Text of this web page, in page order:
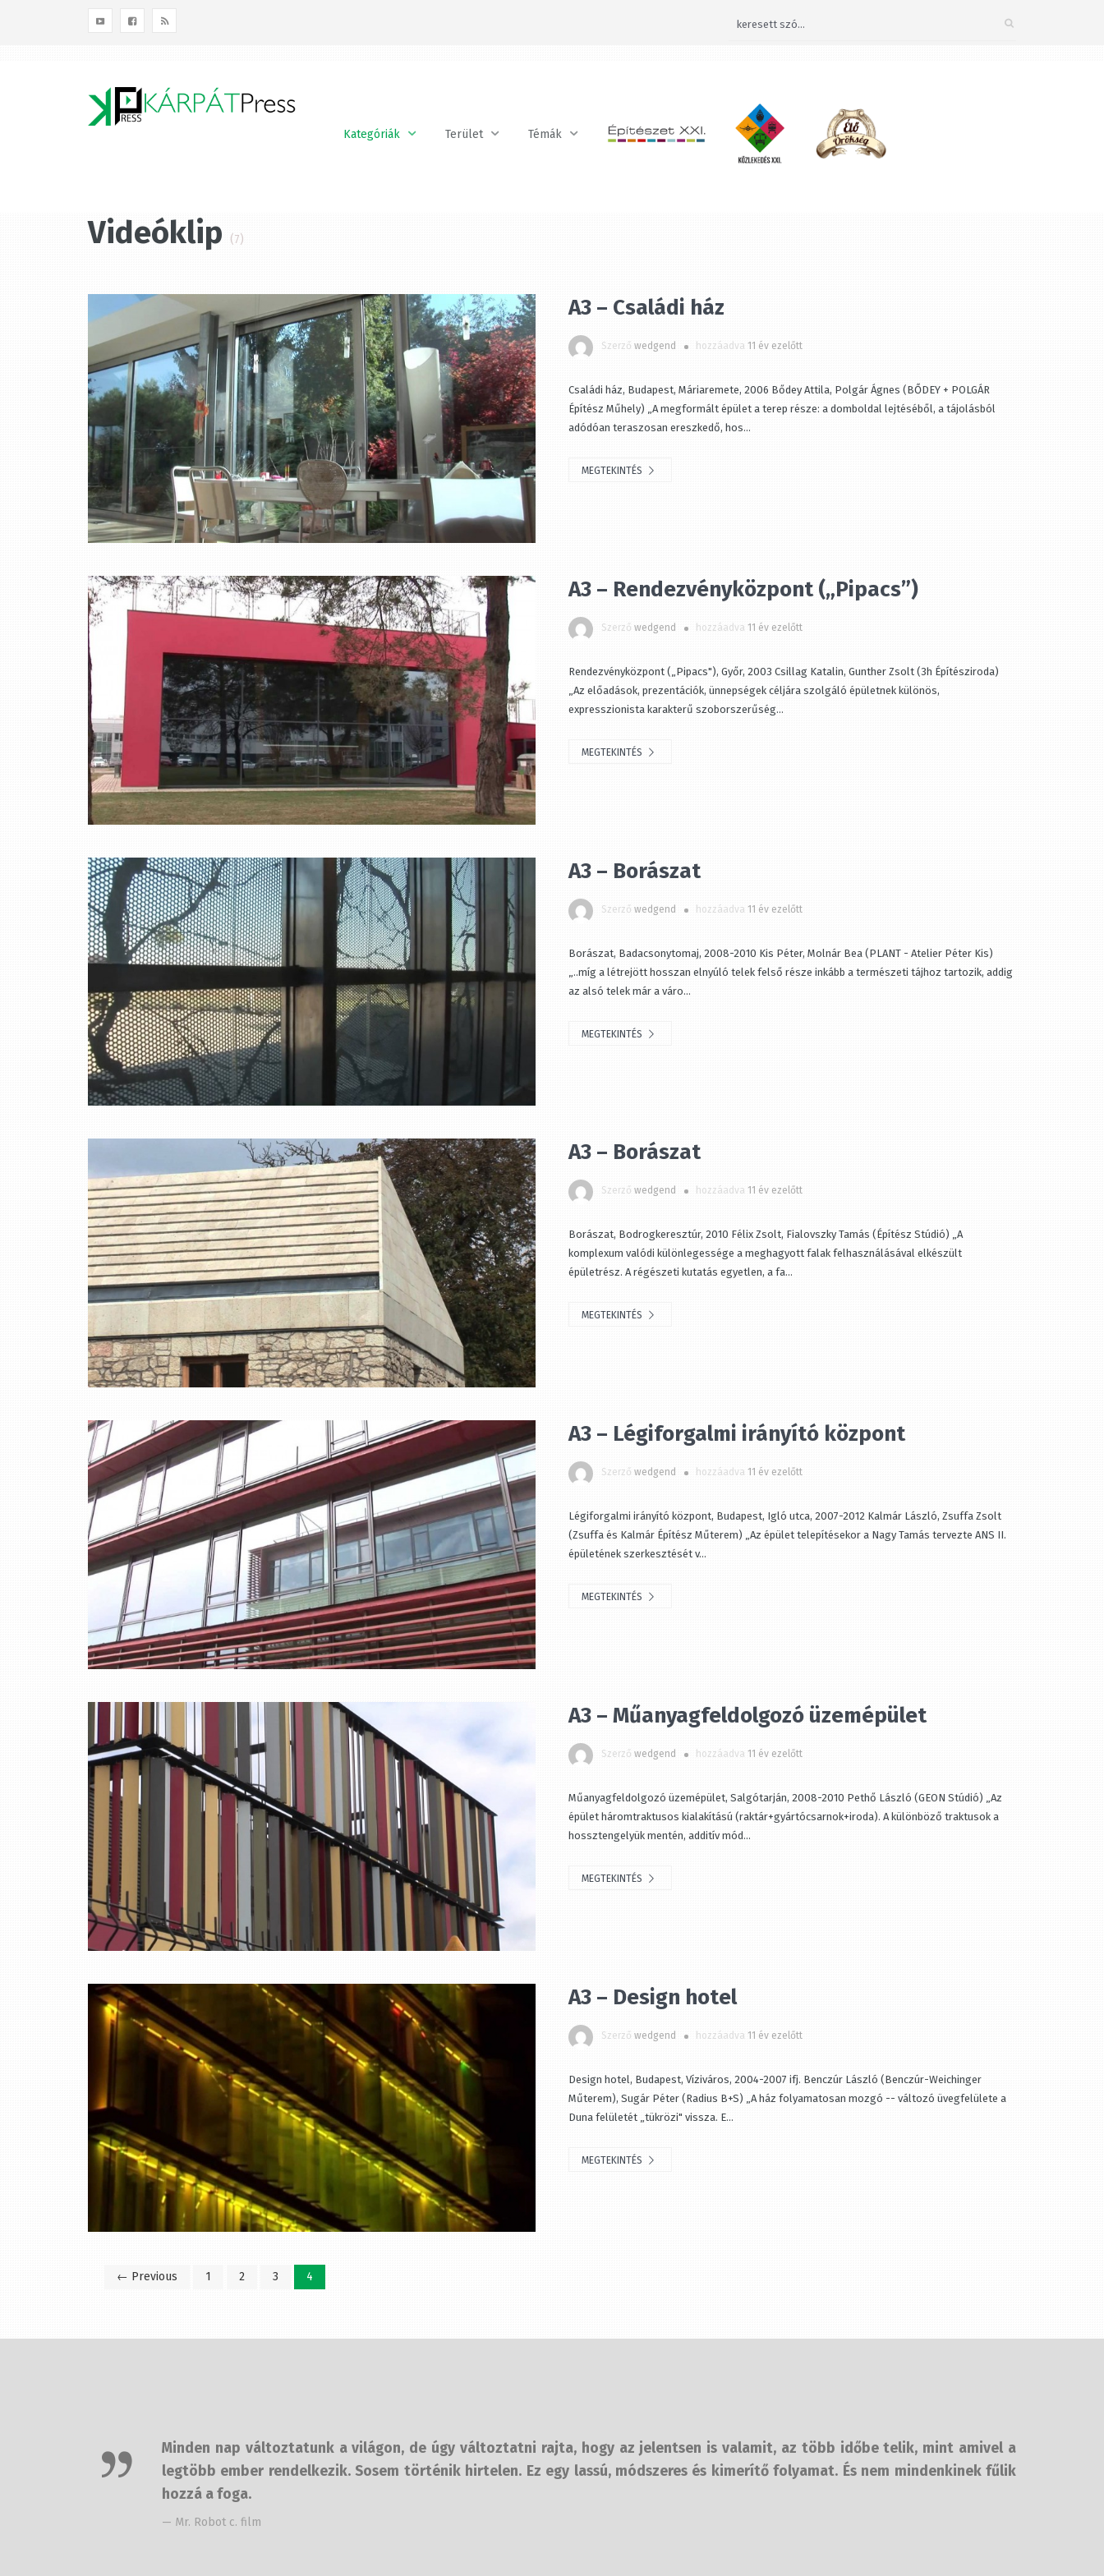
Kategóriák Terület Témák
Videóklip (7)
A3 – Családi ház
Szerzőwedgend hozzáadva11 év ezelőtt
Családi ház, Budapest, Máriaremete, 2006 Bődey Attila, Polgár Ágnes (BŐDEY + POLGÁR
Építész Műhely) „A megformált épület a terep része: a domboldal lejtéséből, a tájolásból
adódóan teraszosan ereszkedő, hos...
MEGTEKINTÉS
A3 – Rendezvényközpont („Pipacs”)
Szerzőwedgend hozzáadva11 év ezelőtt
Rendezvényközpont („Pipacs"), Győr, 2003 Csillag Katalin, Gunther Zsolt (3h Építésziroda)
„Az előadások, prezentációk, ünnepségek céljára szolgáló épületnek különös,
expresszionista karakterű szoborszerűség...
MEGTEKINTÉS
A3 – Borászat
Szerzőwedgend hozzáadva11 év ezelőtt
Borászat, Badacsonytomaj, 2008-2010 Kis Péter, Molnár Bea (PLANT - Atelier Péter Kis)
„..míg a létrejött hosszan elnyúló telek felső része inkább a természeti tájhoz tartozik, addig
az alsó telek már a váro...
MEGTEKINTÉS
A3 – Borászat
Szerzőwedgend hozzáadva11 év ezelőtt
Borászat, Bodrogkeresztúr, 2010 Félix Zsolt, Fialovszky Tamás (Építész Stúdió) „A
komplexum valódi különlegessége a meghagyott falak felhasználásával elkészült
épületrész. A régészeti kutatás egyetlen, a fa...
MEGTEKINTÉS
A3 – Légiforgalmi irányító központ
Szerzőwedgend hozzáadva11 év ezelőtt
Légiforgalmi irányító központ, Budapest, Igló utca, 2007-2012 Kalmár László, Zsuffa Zsolt
(Zsuffa és Kalmár Építész Műterem) „Az épület telepítésekor a Nagy Tamás tervezte ANS II.
épületének szerkesztését v...
MEGTEKINTÉS
A3 – Műanyagfeldolgozó üzemépület
Szerzőwedgend hozzáadva11 év ezelőtt
Műanyagfeldolgozó üzemépület, Salgótarján, 2008-2010 Pethő László (GEON Stúdió) „Az
épület háromtraktusos kialakítású (raktár+gyártócsarnok+iroda). A különböző traktusok a
hossztengelyük mentén, additív mód...
MEGTEKINTÉS
A3 – Design hotel
Szerzőwedgend hozzáadva11 év ezelőtt
Design hotel, Budapest, Víziváros, 2004-2007 ifj. Benczúr László (Benczúr-Weichinger
Műterem), Sugár Péter (Radius B+S) „A ház folyamatosan mozgó -- változó üvegfelülete a
Duna felületét „tükrözi" vissza. E...
MEGTEKINTÉS
← Previous
Minden nap változtatunk a világon, de úgy változtatni rajta, hogy az jelentsen is valamit, az több időbe telik, mint amivel a
legtöbb ember rendelkezik. Sosem történik hirtelen. Ez egy lassú, módszeres és kimerítő folyamat. És nem mindenkinek fűlik
hozzá a foga.
— Mr. Robot c. film